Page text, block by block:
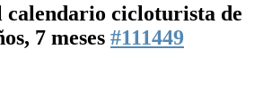
calendario cicloturista de
7 meses #111449